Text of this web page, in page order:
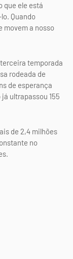
que ele está
Quando
movem a nosso
temporada
rodeada de
de esperança
ultrapassou 155
de 2,4 milhões
no